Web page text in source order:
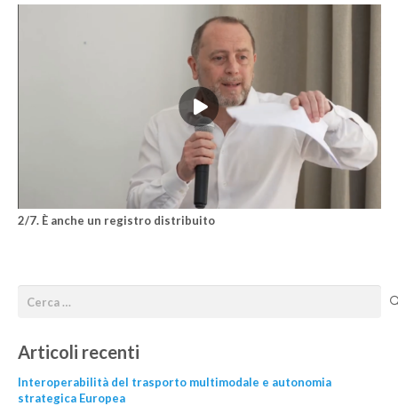
2/7. È anche un registro distribuito
Articoli recenti
Interoperabilità del trasporto multimodale e autonomia
strategica Europea